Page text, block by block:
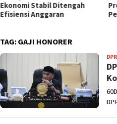
Ekonomi Stabil Ditengah
Efisiensi Anggaran
TAG: GAJI HONORER